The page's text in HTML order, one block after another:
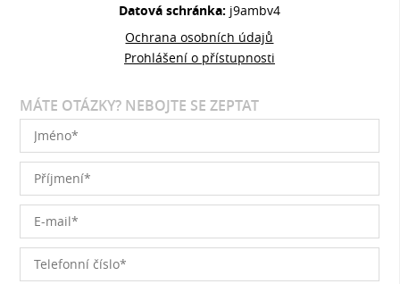
Datová schránka: j9ambv4
Ochrana osobních údajů
Prohlášení o přístupnosti
MÁTE OTÁZKY? NEBOJTE SE ZEPTAT